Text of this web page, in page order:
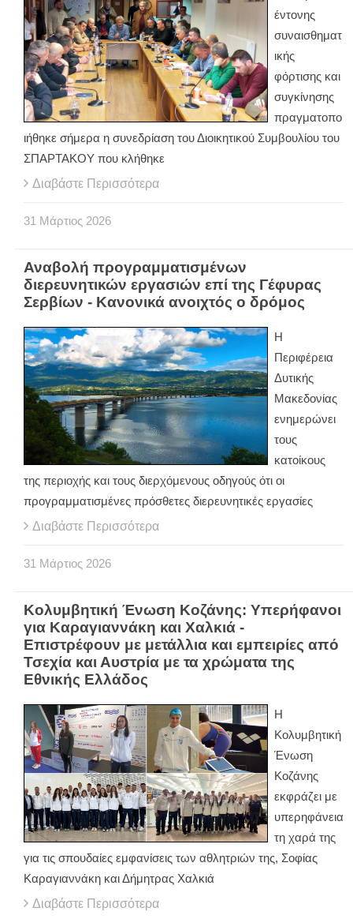
έντονης
συναισθηματ
ικής
φόρτισης και
συγκίνησης
πραγματοπο
ιήθηκε σήμερα η συνεδρίαση του Διοικητικού Συμβουλίου του
ΣΠΑΡΤΑΚΟΥ που κλήθηκε
Διαβάστε Περισσότερα
31 Μάρτιος 2026
Αναβολή προγραμματισμένων
διερευνητικών εργασιών επί της Γέφυρας
Σερβίων - Κανονικά ανοιχτός ο δρόμος
Η
Περιφέρεια
Δυτικής
Μακεδονίας
ενημερώνει
τους
κατοίκους
της περιοχής και τους διερχόμενους οδηγούς ότι οι
προγραμματισμένες πρόσθετες διερευνητικές εργασίες
Διαβάστε Περισσότερα
31 Μάρτιος 2026
Κολυμβητική Ένωση Κοζάνης: Υπερήφανοι
για Καραγιαννάκη και Χαλκιά -
Επιστρέφουν με μετάλλια και εμπειρίες από
Τσεχία και Αυστρία με τα χρώματα της
Εθνικής Ελλάδος
Η
Κολυμβητική
Ένωση
Κοζάνης
εκφράζει με
υπερηφάνεια
τη χαρά της
για τις σπουδαίες εμφανίσεις των αθλητριών της, Σοφίας
Καραγιαννάκη και Δήμητρας Χαλκιά
Διαβάστε Περισσότερα